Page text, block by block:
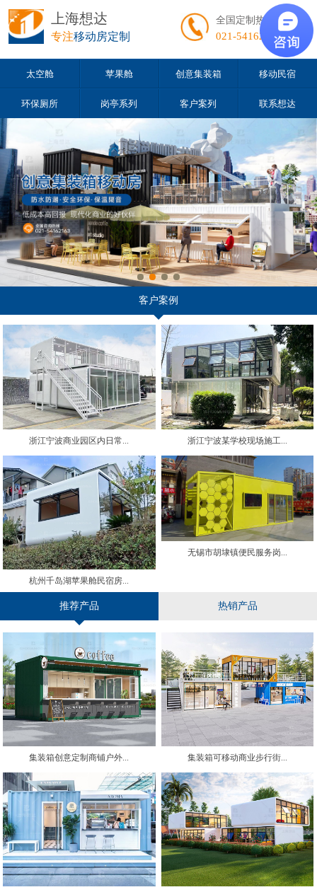
上海想达
专注移动房定制
全国定制热线
021-54162163
太空舱 苹果舱 创意集装箱 移动民宿
环保厕所 岗亭系列 客户案列 联系想达
客户案例
浙江宁波商业园区内日常... 浙江宁波某学校现场施工...
杭州千岛湖苹果舱民宿房...
无锡市胡埭镇便民服务岗...
推荐产品 热销产品
集装箱创意定制商铺户外... 集装箱可移动商业步行街...